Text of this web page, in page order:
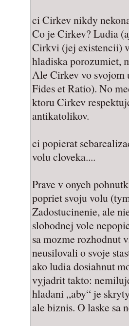
ci Cirkev nikdy
Co je Cirkev? Ludia
Cirkvi (jej existencii)
hladiska porozumiet,
Ale Cirkev vo svojom
Fides et Ratio). No
ktoru Cirkev
antikatolikov.
ci popierat
volu cloveka....
Prave v onych
popriet svoju volu
Zadostucinenie, ale
slobodnej vole
sa mozme rozhodnut
neusilovali o svoje
ako ludia dosiahnut
vyjadrit takto:
hladani „aby“ je
ale biznis. O laske sa